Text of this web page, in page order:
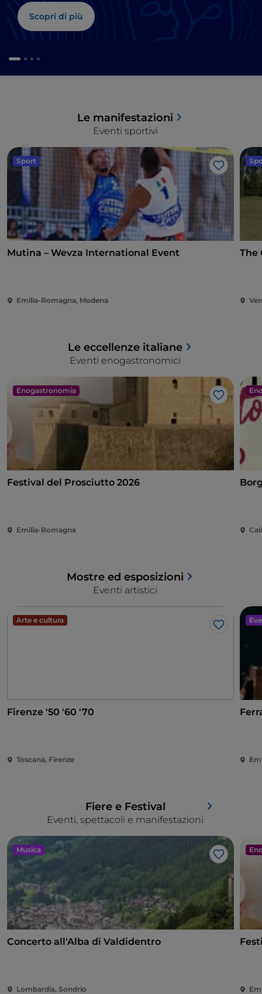
Scopri di più
Eventi sportivi
Le manifestazioni
Sport
Like
Mutina – Wevza International Event
Emilia-Romagna, Modena
The
Eventi enogastronomici
Le eccellenze italiane
Enogastronomia
Like
Festival del Prosciutto 2026
Emilia-Romagna
Eventi artistici
Mostre ed esposizioni
Arte e cultura
Like
Firenze '50 '60 '70
Toscana, Firenze
Eventi, spettacoli e manifestazioni
Fiere e Festival
Musica
Like
Concerto all'Alba di Valdidentro
Lombardia, Sondrio